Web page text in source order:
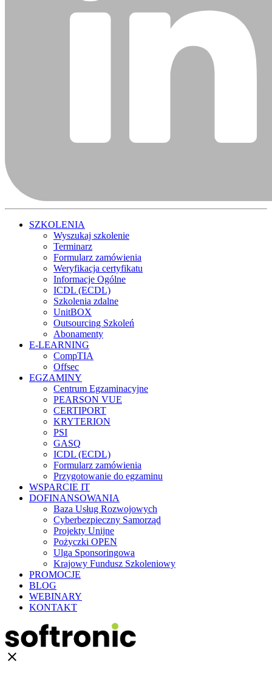
SZKOLENIA
Wyszukaj szkolenie
Terminarz
Formularz zamówienia
Weryfikacja certyfikatu
Informacje Ogólne
ICDL (ECDL)
Szkolenia zdalne
UnitBOX
Outsourcing Szkoleń
Abonamenty
E-LEARNING
CompTIA
Offsec
EGZAMINY
Centrum Egzaminacyjne
PEARSON VUE
CERTIPORT
KRYTERION
PSI
GASQ
ICDL (ECDL)
Formularz zamówienia
Przygotowanie do egzaminu
WSPARCIE IT
DOFINANSOWANIA
Baza Usług Rozwojowych
Cyberbezpieczny Samorząd
Projekty Unijne
Pożyczki OPEN
Ulga Sponsoringowa
Krajowy Fundusz Szkoleniowy
PROMOCJE
BLOG
WEBINARY
KONTAKT
clear